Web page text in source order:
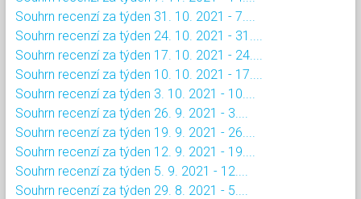
Souhrn recenzí za týden 31. 10. 2021 - 7....
Souhrn recenzí za týden 24. 10. 2021 - 31....
Souhrn recenzí za týden 17. 10. 2021 - 24....
Souhrn recenzí za týden 10. 10. 2021 - 17....
Souhrn recenzí za týden 3. 10. 2021 - 10....
Souhrn recenzí za týden 26. 9. 2021 - 3....
Souhrn recenzí za týden 19. 9. 2021 - 26....
Souhrn recenzí za týden 12. 9. 2021 - 19....
Souhrn recenzí za týden 5. 9. 2021 - 12....
Souhrn recenzí za týden 29. 8. 2021 - 5....